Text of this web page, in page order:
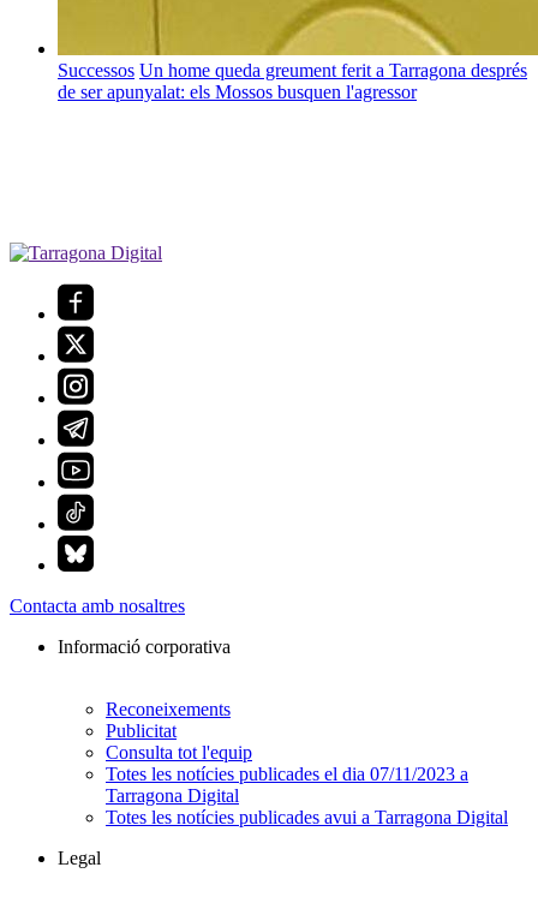
Successos Un home queda greument ferit a Tarragona després
de ser apunyalat: els Mossos busquen l'agressor
Contacta amb nosaltres
Informació corporativa
Reconeixements
Publicitat
Consulta tot l'equip
Totes les notícies publicades el dia 07/11/2023 a
Tarragona Digital
Totes les notícies publicades avui a Tarragona Digital
Legal